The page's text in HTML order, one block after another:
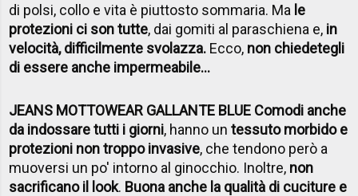
di polsi, collo e vita è piuttosto sommaria. Ma le
protezioni ci son tutte, dai gomiti al paraschiena e, in
velocità, difficilmente svolazza. Ecco, non chiedetegli
di essere anche impermeabile...
JEANS MOTTOWEAR GALLANTE BLUE Comodi anche
da indossare tutti i giorni, hanno untessuto morbido e
protezioni non troppo invasive, che tendono però a
muoversi un po' intorno al ginocchio. Inoltre, non
sacrificano il look. Buona anche la qualità di cuciture e